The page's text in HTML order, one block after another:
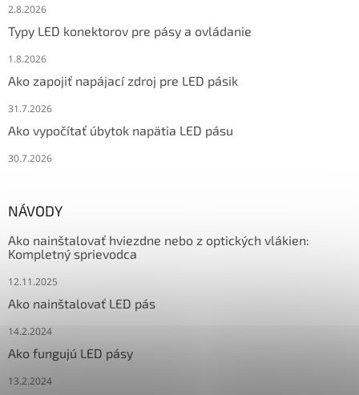
2.8.2026
Typy LED konektorov pre pásy a ovládanie
1.8.2026
Ako zapojiť napájací zdroj pre LED pásik
31.7.2026
Ako vypočítať úbytok napätia LED pásu
30.7.2026
NÁVODY
Ako nainštalovať hviezdne nebo z optických vlákien:
Kompletný sprievodca
12.11.2025
Ako nainštalovať LED pás
14.2.2024
Ako fungujú LED pásy
13.2.2024